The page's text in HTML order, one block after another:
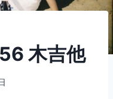
木吉他